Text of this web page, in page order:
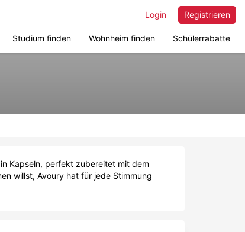
Registrieren
Login
Studium finden Wohnheim finden Schülerrabatte
Kapseln, perfekt zubereitet mit dem
willst, Avoury hat für jede Stimmung